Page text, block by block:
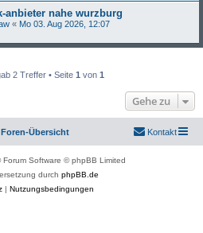
nahe wurzburg
« Mo 03. Aug 2026, 12:07
2 Treffer • Seite 1 von 1
Gehe zu
Foren-Übersicht Kontakt
Forum Software © phpBB Limited
durch phpBB.de
| Nutzungsbedingungen